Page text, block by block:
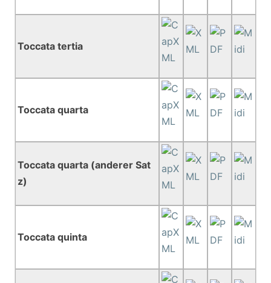
Toccata tertia
Toccata quarta
Toccata quarta (anderer Sat
z)
Toccata quinta